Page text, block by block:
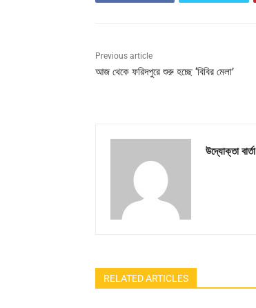
Previous article
আজ থেকে ফরিদপুরে শুরু হচ্ছে ‘বিবির মেলা’
উদ্যোক্তা বার্তা
RELATED ARTICLES